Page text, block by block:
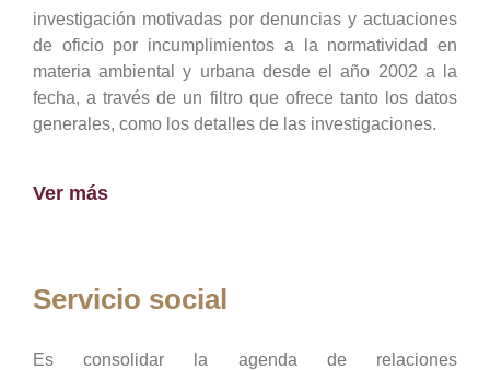
investigación motivadas por denuncias y actuaciones
de oficio por incumplimientos a la normatividad en
materia ambiental y urbana desde el año 2002 a la
fecha, a través de un filtro que ofrece tanto los datos
generales, como los detalles de las investigaciones.
Ver más
Servicio social
Es consolidar la agenda de relaciones